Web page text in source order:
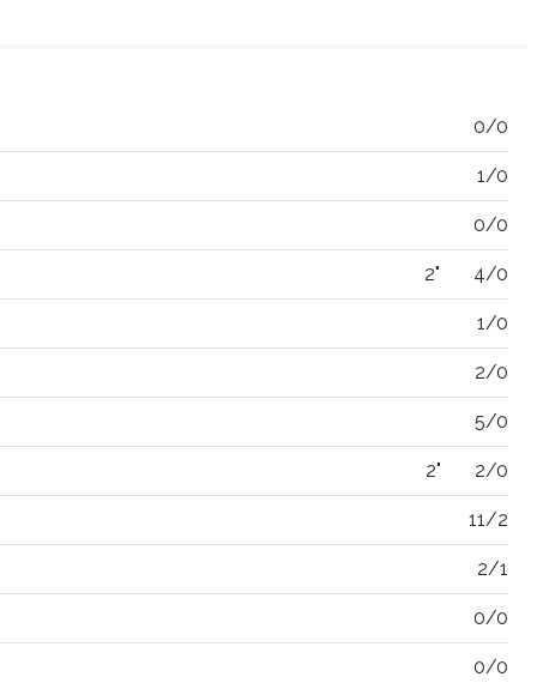
0/0
1/0
0/0
2" 4/0
1/0
2/0
5/0
2" 2/0
11/2
2/1
0/0
0/0